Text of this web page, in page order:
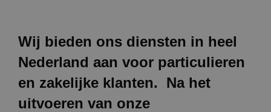
Wij bieden ons diensten in heel
Nederland aan voor particulieren
en zakelijke klanten. Na het
uitvoeren van onze